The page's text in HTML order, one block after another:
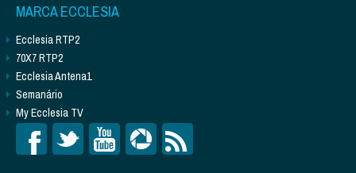
MARCA ECCLESIA
Ecclesia RTP2
70X7 RTP2
Ecclesia Antena1
Semanário
My Ecclesia TV